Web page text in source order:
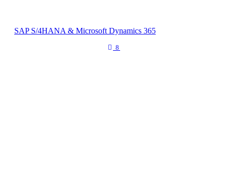
SAP S/4HANA & Microsoft Dynamics 365
8